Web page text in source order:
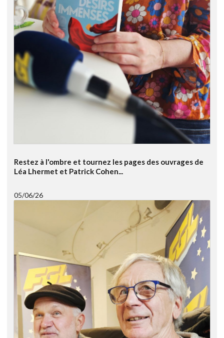
Restez à l'ombre et tournez les pages des ouvrages de
Léa Lhermet et Patrick Cohen...
05/06/26